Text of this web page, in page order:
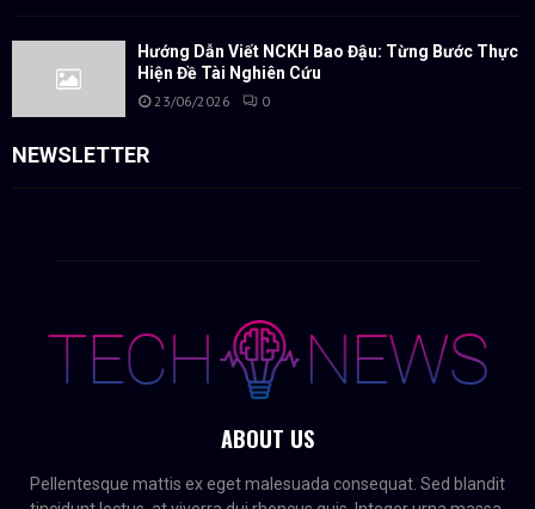
Hướng Dẫn Viết NCKH Bao Đậu: Từng Bước Thực
Hiện Đề Tài Nghiên Cứu
23/06/2026 0
NEWSLETTER
ABOUT US
Pellentesque mattis ex eget malesuada consequat. Sed blandit